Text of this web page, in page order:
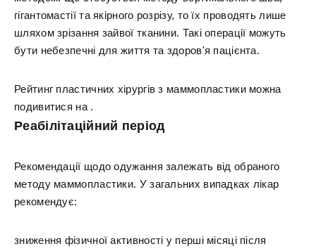
гігантомастії та якірного розрізу, то їх проводять лише
шляхом зрізання зайвої тканини. Такі операції можуть
бути небезпечні для життя та здоров'я пацієнта.
Рейтинг пластичних хірургів з маммопластики можна
подивитися на .
Реабілітаційний період
Рекомендації щодо одужання залежать від обраного
методу маммопластики. У загальних випадках лікар
рекомендує:
зниження фізичної активності у перші місяці після